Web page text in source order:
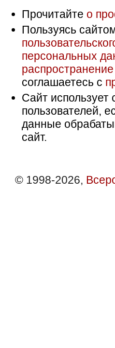
Прочитайте о
Пользуясь
персональных
соглашаетесь с
Сайт
пользователей,
данные
сайт.
© 1998-2026,